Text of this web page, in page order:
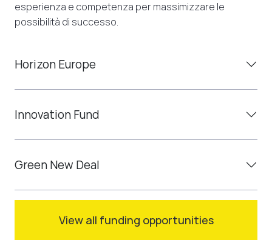
esperienza e competenza per massimizzare le
possibilità di successo.
Horizon Europe
Innovation Fund
Green New Deal
View all funding opportunities